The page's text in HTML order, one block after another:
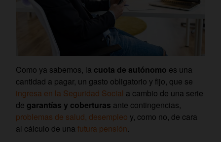
Como ya sabemos, la cuota de autónomo es una
cantidad a pagar, un gasto obligatorio y fijo, que se
ingresa en la Seguridad Social a cambio de una serie
de garantías y coberturas ante contingencias,
problemas de salud, desempleo y, como no, de cara
al cálculo de una futura pensión.